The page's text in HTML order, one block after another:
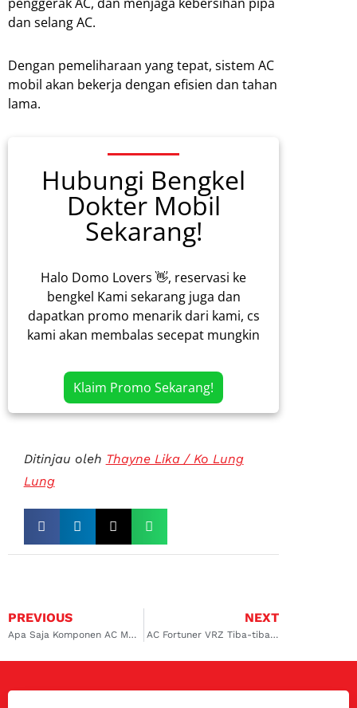
dan selang AC.
Dengan pemeliharaan yang tepat, sistem AC
mobil akan bekerja dengan efisien dan tahan
lama.
Hubungi Bengkel
Dokter Mobil
Sekarang!
Halo Domo Lovers 👋, reservasi ke
bengkel Kami sekarang juga dan
dapatkan promo menarik dari kami, cs
kami akan membalas secepat mungkin
Klaim Promo Sekarang!
Ditinjau oleh Thayne Lika / Ko Lung
Lung
PREVIOUS
Apa Saja Komponen AC Mobil Innova? Berikut Penjelasannya
NEXT
AC Fortuner VRZ Tiba-tiba Panas, Ini Penyebab dan Solusinya!